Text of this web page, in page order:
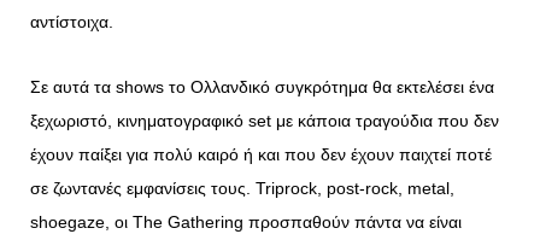
αντίστοιχα.
Σε αυτά τα shows το Ολλανδικό συγκρότημα θα εκτελέσει ένα
ξεχωριστό, κινηματογραφικό set με κάποια τραγούδια που δεν
έχουν παίξει για πολύ καιρό ή και που δεν έχουν παιχτεί ποτέ
σε ζωντανές εμφανίσεις τους. Triprock, post-rock, metal,
shoegaze, οι The Gathering προσπαθούν πάντα να είναι